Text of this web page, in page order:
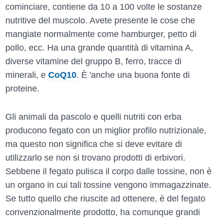
cominciare, contiene da 10 a 100 volte le sostanze
nutritive del muscolo. Avete presente le cose che
mangiate normalmente come hamburger, petto di
pollo, ecc. Ha una grande quantità di vitamina A,
diverse vitamine del gruppo B, ferro, tracce di
minerali, e CoQ10. È 'anche una buona fonte di
proteine.
Gli animali da pascolo e quelli nutriti con erba
producono fegato con un miglior profilo nutrizionale,
ma questo non significa che si deve evitare di
utilizzarlo se non si trovano prodotti di erbivori.
Sebbene il fegato pulisca il corpo dalle tossine, non è
un organo in cui tali tossine vengono immagazzinate.
Se tutto quello che riuscite ad ottenere, è del fegato
convenzionalmente prodotto, ha comunque grandi